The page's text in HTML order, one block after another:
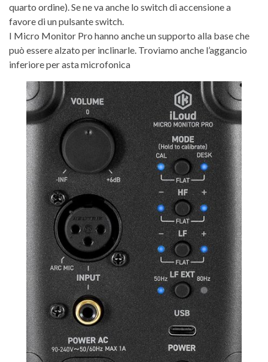
quarto ordine). Se ne va anche lo switch di accensione a
favore di un pulsante switch.
I Micro Monitor Pro hanno anche un supporto alla base che
può essere alzato per inclinarle. Troviamo anche l’aggancio
inferiore per asta microfonica